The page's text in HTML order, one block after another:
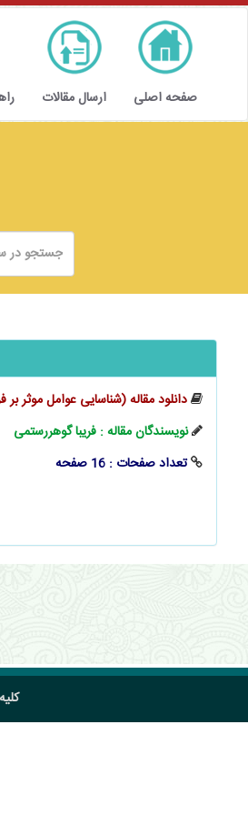
صفحه اصلی ارسال مقالات
دانلود مقاله (شناسایی عوامل موثر بر
نویسندگان مقاله : فریبا گوهررستمی
تعداد صفحات : 16 صفحه